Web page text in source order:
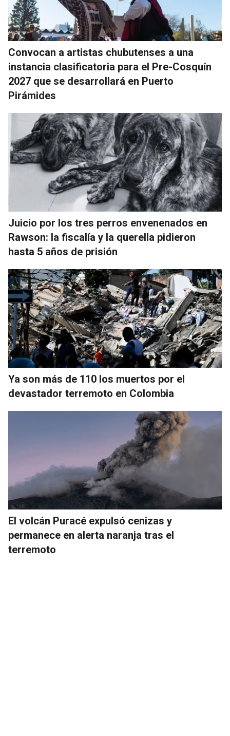
Convocan a artistas chubutenses a una
instancia clasificatoria para el Pre-Cosquín
2027 que se desarrollará en Puerto
Pirámides
Juicio por los tres perros envenenados en
Rawson: la fiscalía y la querella pidieron
hasta 5 años de prisión
Ya son más de 110 los muertos por el
devastador terremoto en Colombia
El volcán Puracé expulsó cenizas y
permanece en alerta naranja tras el
terremoto